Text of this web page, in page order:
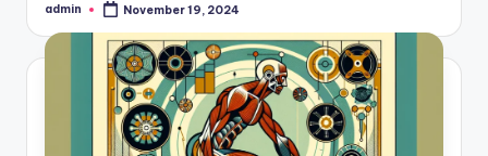
Posted
admin November 19, 2024